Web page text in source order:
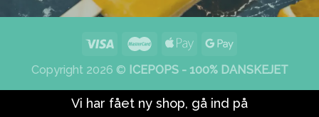
Copyright 2026 © ICEPOPS - 100% DANSKEJET
Vi har fået ny shop, gå ind på